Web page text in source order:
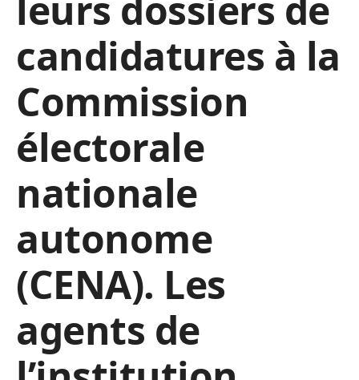
candidatures à la
Commission
électorale
nationale
autonome
(CENA). Les
agents de